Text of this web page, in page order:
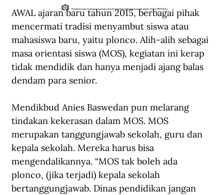
Perploncoan mahasiswa baru di Universitas Indonesia pada April 1945. (IPPHOS).
AWAL ajaran baru tahun 2015, berbagai pihak
mencermati tradisi menyambut siswa atau
mahasiswa baru, yaitu plonco. Alih-alih sebagai
masa orientasi siswa (MOS), kegiatan ini kerap
tidak mendidik dan hanya menjadi ajang balas
dendam para senior.
Mendikbud Anies Baswedan pun melarang
tindakan kekerasan dalam MOS. MOS
merupakan tanggungjawab sekolah, guru dan
kepala sekolah. Mereka harus bisa
mengendalikannya. “MOS tak boleh ada
plonco, (jika terjadi) kepala sekolah
bertanggungjawab. Dinas pendidikan jangan